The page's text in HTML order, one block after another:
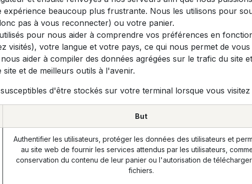
expérience beaucoup plus frustrante. Nous les utilisons pour
pas à vous reconnecter) ou votre panier.
pour nous aider à comprendre vos préférences en
visités), votre langue et votre pays, ce qui nous permet de
aider à compiler des données agrégées sur le trafic du site
et de meilleurs outils à l'avenir.
d'être stockés sur votre terminal lorsque vous
But
Authentifier les utilisateurs, protéger les données des utilisateurs et
au site web de fournir les services attendus par les utilisateurs,
conservation du contenu de leur panier ou l'autorisation de
fichiers.